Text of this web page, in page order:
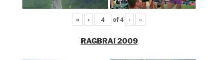
« ‹ of4 › »
RAGBRAI 2009